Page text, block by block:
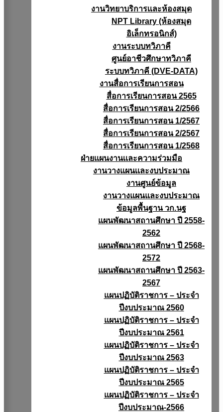
งานวิทยาบริการเเละห้องสมุด
NPT Library (ห้องสมุด
อิเล็กทรอนิกส์)
งานระบบทวิภาคี
ศูนย์อาชีวศึกษาทวิภาคี
ระบบทวิภาคี (DVE-DATA)
งานสื่อการเรียนการสอน
สื่อการเรียนการสอน 2565
สื่อการเรียนการสอน 2/2566
สื่อการเรียนการสอน 1/2567
สื่อการเรียนการสอน 2/2567
สื่อการเรียนการสอน 1/2568
ฝ่ายแผนงานเเละความร่วมมือ
งานวางแผนเเละงบประมาณ
งานศูนย์ข้อมูล
งานวางแผนและงบประมาณ
ข้อมูลพื้นฐาน วก.นฐ
แผนพัฒนาสถานศึกษา ปี 2558-
2562
แผนพัฒนาสถานศึกษา ปี 2568-
2572
แผนพัฒนาสถานศึกษา ปี 2563-
2567
แผนปฏิบัติราชการ – ประจำ
ปีงบประมาณ 2560
แผนปฏิบัติราชการ – ประจำ
ปีงบประมาณ 2561
แผนปฏิบัติราชการ – ประจำ
ปีงบประมาณ 2563
แผนปฏิบัติราชการ – ประจำ
ปีงบประมาณ 2565
แผนปฏิบัติราชการ – ประจำ
ปีงบประมาณ-2566